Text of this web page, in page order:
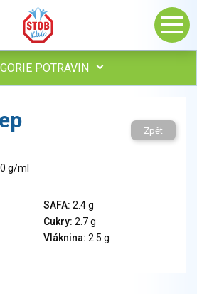
POTRAVIN
výrobky
výrobky
pufované výrobky
Zpět
g/ml
SAFA: 2.4 g
Cukry: 2.7 g
Vláknina: 2.5 g